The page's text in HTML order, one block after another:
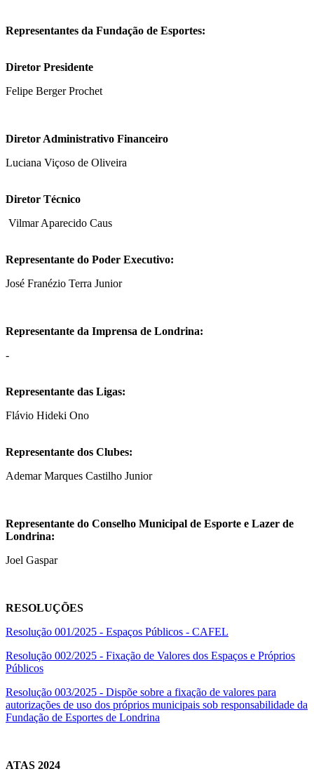
Representantes da Fundação de Esportes:
Diretor Presidente
Felipe Berger Prochet
Diretor Administrativo Financeiro
Luciana Viçoso de Oliveira
Diretor Técnico
Vilmar Aparecido Caus
Representante do Poder Executivo:
José Franézio Terra Junior
Representante da Imprensa de Londrina:
-
Representante das Ligas:
Flávio Hideki Ono
Representante dos Clubes:
Ademar Marques Castilho Junior
Representante do Conselho Municipal de Esporte e Lazer de
Londrina:
Joel Gaspar
RESOLUÇÕES
Resolução 001/2025 - Espaços Públicos - CAFEL
Resolução 002/2025 - Fixação de Valores dos Espaços e Próprios
Públicos
Resolução 003/2025 - Dispõe sobre a fixação de valores para
autorizações de uso dos próprios municipais sob responsabilidade da
Fundação de Esportes de Londrina
ATAS 2024